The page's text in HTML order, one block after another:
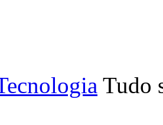
Tudo